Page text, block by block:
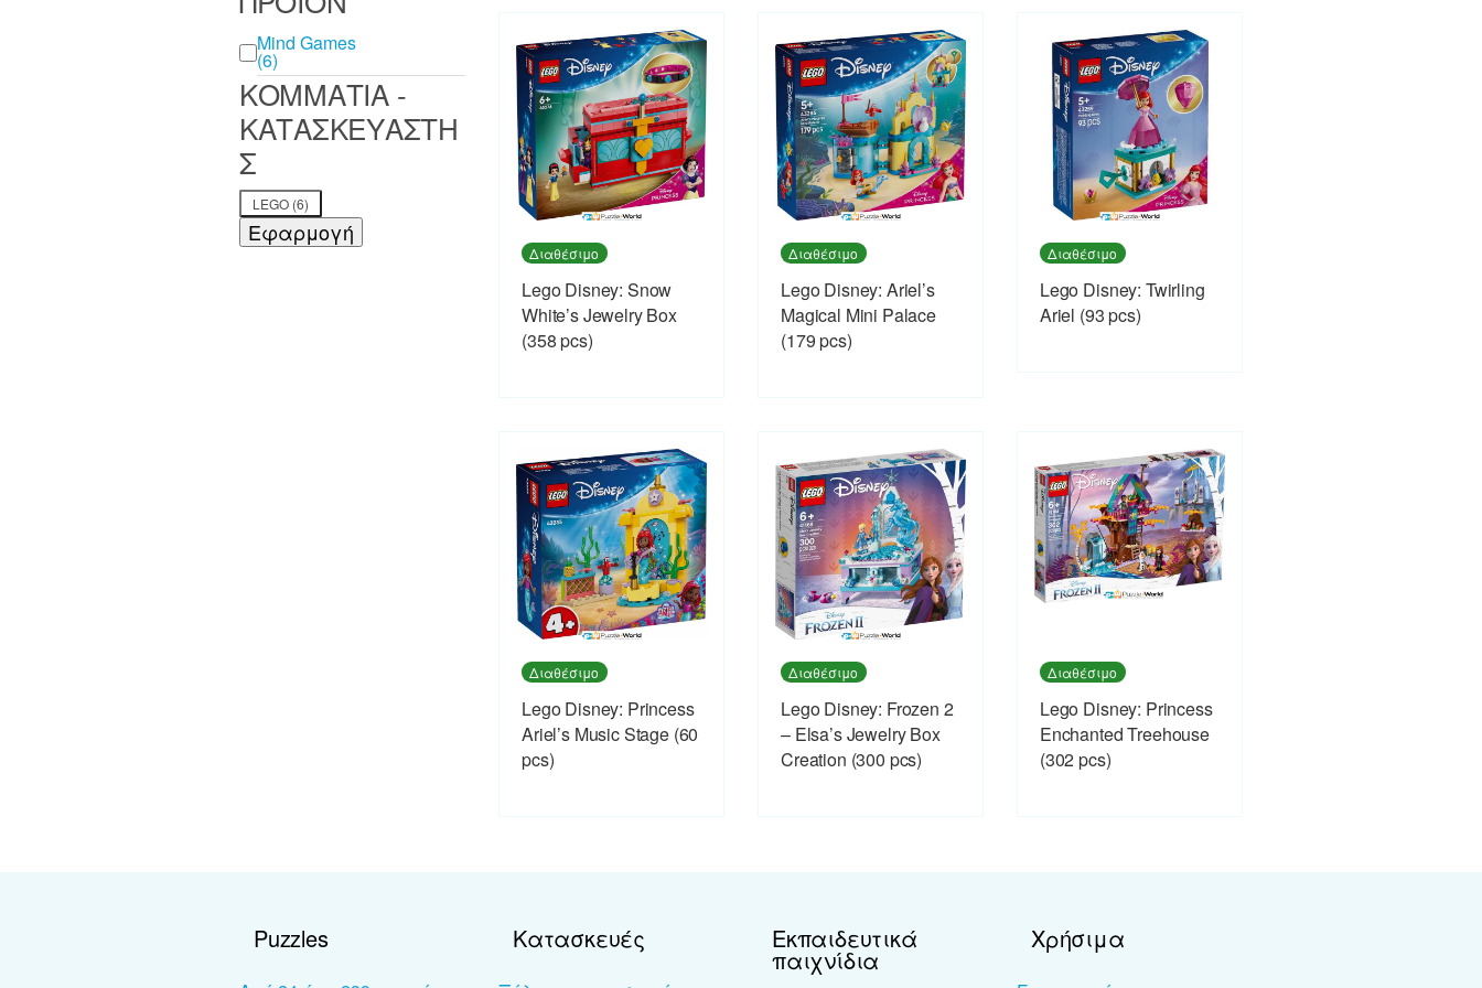
Διαθέσιμο
Lego Disney: Snow
White’s Jewelry Box
(358 pcs)
Διαθέσιμο
Lego Disney: Ariel’s
Magical Mini Palace
(179 pcs)
Διαθέσιμο
Lego Disney: Twirling
Ariel (93 pcs)
Διαθέσιμο
Lego Disney: Princess
Ariel’s Music Stage (60
pcs)
Διαθέσιμο
Lego Disney: Frozen 2
– Elsa’s Jewelry Box
Creation (300 pcs)
Διαθέσιμο
Lego Disney: Princess
Enchanted Treehouse
(302 pcs)
ΠΡΟΪΟΝ
Mind Games
(6)
ΚΟΜΜΑΤΙΑ -
ΚΑΤΑΣΚΕΥΑΣΤΗ
Σ
ΚΟΜΜΑΤΙΑ -
ΚΑΤΑΣΚΕΥΑΣΤΗΣ
LEGO
Εφαρμογή
Puzzles Κατασκευές Εκπαιδευτικά
παιχνίδια
Χρήσιμα